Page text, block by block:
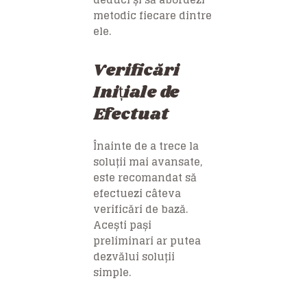
metodic fiecare dintre
ele.
Verificări
Inițiale de
Efectuat
Înainte de a trece la
soluții mai avansate,
este recomandat să
efectuezi câteva
verificări de bază.
Acești pași
preliminari ar putea
dezvălui soluții
simple.